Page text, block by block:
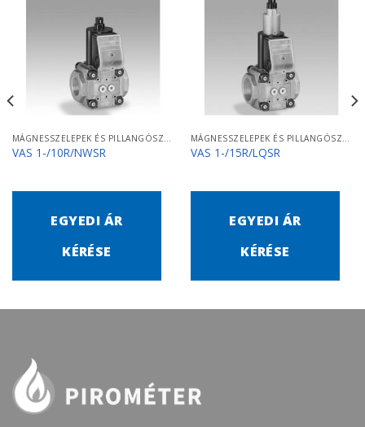
MÁGNESSZELEPEK ÉS PILLANGÓSZELEPEK
VAS 1-/10R/NWSR
EGYEDI ÁR
KÉRÉSE
MÁGNESSZELEPEK ÉS PILLANGÓSZELEPEK
VAS 1-/15R/LQSR
EGYEDI ÁR
KÉRÉSE